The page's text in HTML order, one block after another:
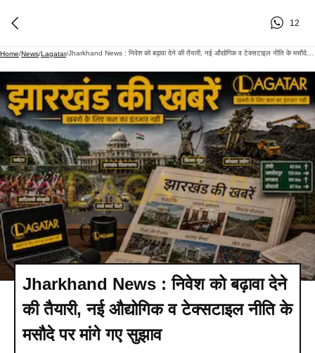
12
Home/News/Lagatar/
Jharkhand News : निवेश को बढ़ावा देने
की तैयारी, नई औद्योगिक व टेक्सटाइल नीति के
मसौदे पर मांगे गए सुझाव